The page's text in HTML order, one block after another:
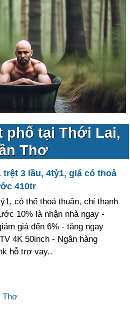
phố tại Thới Lai,
Thơ
3 lầu, 4tỷ1, giá có thoả
410tr
có thể thoả thuận, chỉ thanh
10% là nhận nhà ngay -
giá đến 6% - tặng ngay
4K 50inch - Ngân hàng
hỗ trợ vay..
Thơ